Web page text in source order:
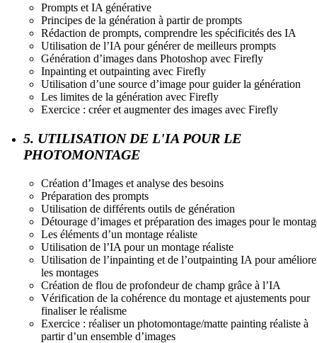
Prompts et IA générative
Principes de la génération à partir de prompts
Rédaction de prompts, comprendre les spécificités des IA
Utilisation de l’IA pour générer de meilleurs prompts
Génération d’images dans Photoshop avec Firefly
Inpainting et outpainting avec Firefly
Utilisation d’une source d’image pour guider la génération
Les limites de la génération avec Firefly
Exercice : créer et augmenter des images avec Firefly
5. UTILISATION DE L'IA POUR LE
PHOTOMONTAGE
Création d’Images et analyse des besoins
Préparation des prompts
Utilisation de différents outils de génération
Détourage d’images et préparation des images pour le
Les éléments d’un montage réaliste
Utilisation de l’IA pour un montage réaliste
Utilisation de l’inpainting et de l’outpainting IA pour
les montages
Création de flou de profondeur de champ grâce à l’IA
Vérification de la cohérence du montage et ajustements pour
finaliser le réalisme
Exercice : réaliser un photomontage/matte painting réaliste à
partir d’un ensemble d’images